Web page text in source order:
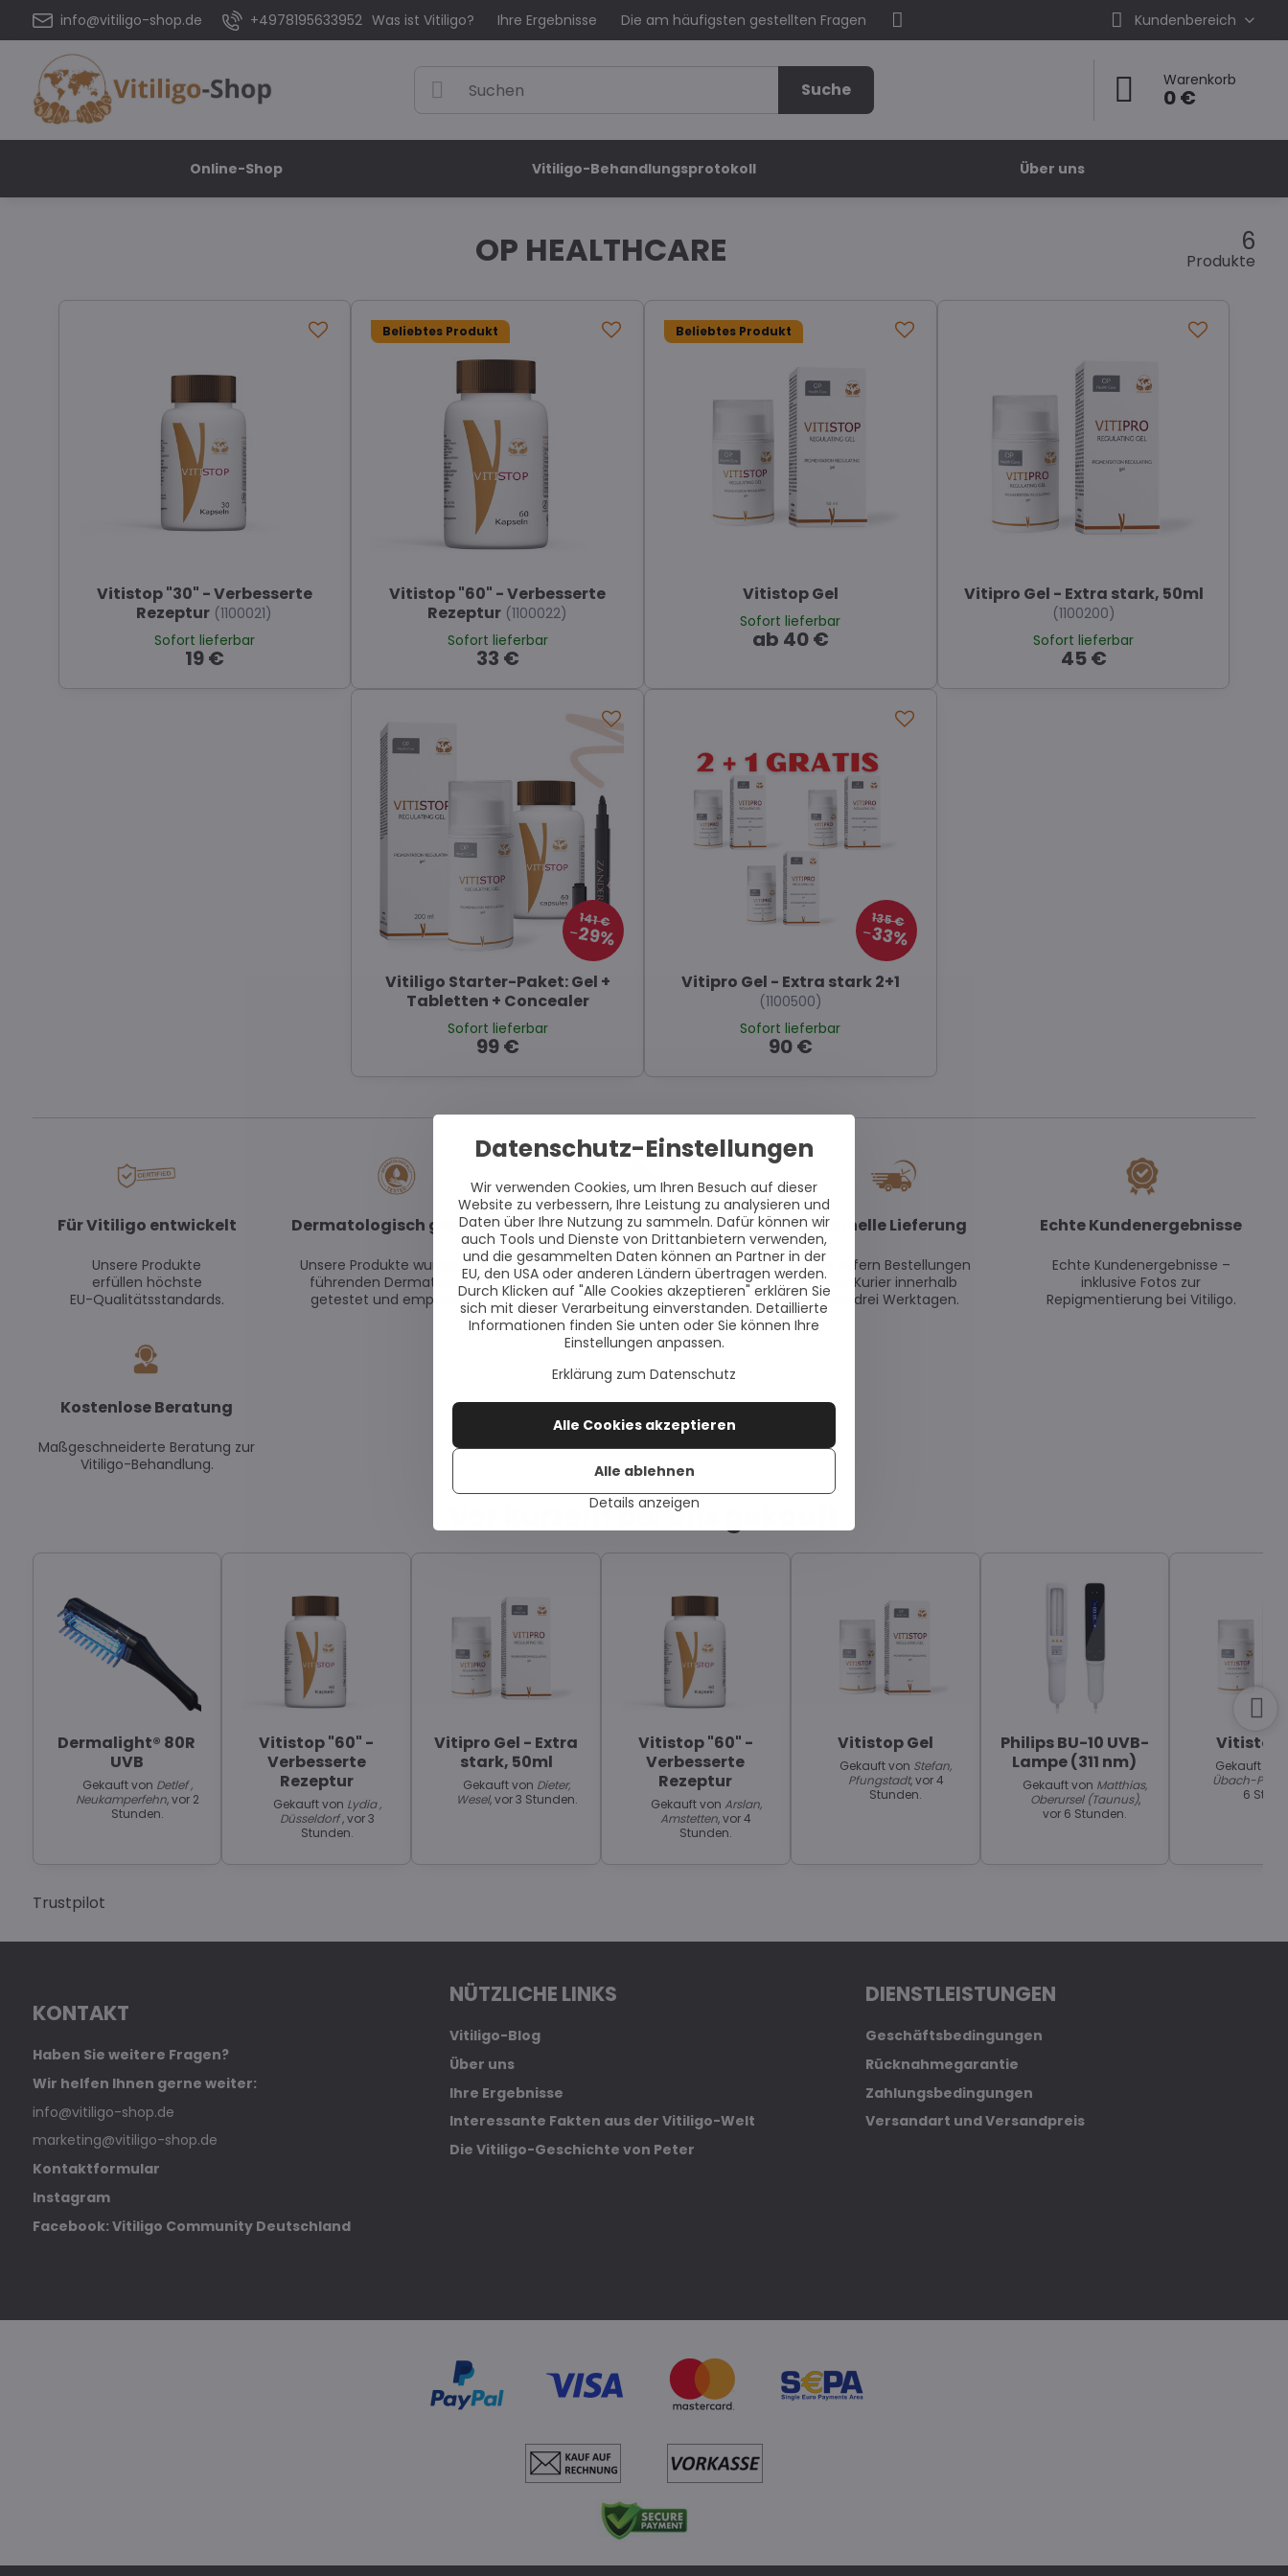
info@vitiligo-shop.de +4978195633952 Was ist Vitiligo? Ihre Ergebnisse Die am häufigsten gestellten Fragen Kundenbereich
Suche Warenkorb
0 €
Online-Shop Vitiligo-Behandlungsprotokoll Über uns
OP HEALTHCARE 6
Produkte
Vitistop "30" - Verbesserte
Rezeptur (1100021)
Sofort lieferbar
19 €
Beliebtes Produkt
Vitistop "60" - Verbesserte
Rezeptur (1100022)
Sofort lieferbar
33 €
Beliebtes Produkt
Vitistop Gel
Sofort lieferbar
ab 40 €
Vitipro Gel - Extra stark, 50ml
(1100200)
Sofort lieferbar
45 €
141 €
29%
Vitiligo Starter-Paket: Gel +
Tabletten + Concealer
Sofort lieferbar
99 €
135 €
33%
Vitipro Gel - Extra stark 2+1
(1100500)
Sofort lieferbar
90 €
Für Vitiligo entwickelt
Unsere Produkte
erfüllen höchste
EU-Qualitätsstandards.
Dermatologisch getestet
Unsere Produkte wurden von
führenden Dermatologen
getestet und empfohlen.
Auf Lager
Alle Artikel sind auf Lager und
sofort versandbereit.
Schnelle Lieferung
Wir liefern Bestellungen
per Kurier innerhalb
von drei Werktagen.
Echte Kundenergebnisse
Echte Kundenergebnisse –
inklusive Fotos zur
Repigmentierung bei Vitiligo.
Kostenlose Beratung
Maßgeschneiderte Beratung zur
Vitiligo-Behandlung.
Vor kurzem bei uns gekauft
Dermalight® 80R
UVB
Gekauft von Detlef ,
Neukamperfehn, vor 2
Stunden.
Vitistop "60" -
Verbesserte
Rezeptur
Gekauft von Lydia ,
Düsseldorf, vor 3
Stunden.
Vitipro Gel - Extra
stark, 50ml
Gekauft von Dieter,
Wesel, vor 3 Stunden.
Vitistop "60" -
Verbesserte
Rezeptur
Gekauft von Arslan,
Amstetten, vor 4
Stunden.
Vitistop Gel
Gekauft von Stefan,
Pfungstadt, vor 4
Stunden.
Philips BU-10 UVB-
Lampe (311 nm)
Gekauft von Matthias,
Oberursel (Taunus),
vor 6 Stunden.
Vitistop
Gekauft
Übach-
6
Trustpilot
KONTAKT
Haben Sie weitere Fragen?
Wir helfen Ihnen gerne weiter:
info@vitiligo-shop.de
marketing@vitiligo-shop.de
Kontaktformular
Instagram
Facebook: Vitiligo Community Deutschland
NÜTZLICHE LINKS
Vitiligo-Blog
Über uns
Ihre Ergebnisse
Interessante Fakten aus der Vitiligo-Welt
Die Vitiligo-Geschichte von Peter
DIENSTLEISTUNGEN
Geschäftsbedingungen
Rücknahmegarantie
Zahlungsbedingungen
Versandart und Versandpreis
Datenschutz-Einstellungen
Wir verwenden Cookies, um Ihren Besuch auf dieser
Website zu verbessern, Ihre Leistung zu analysieren und
Daten über Ihre Nutzung zu sammeln. Dafür können wir
auch Tools und Dienste von Drittanbietern verwenden,
und die gesammelten Daten können an Partner in der
EU, den USA oder anderen Ländern übertragen werden.
Durch Klicken auf "Alle Cookies akzeptieren" erklären Sie
sich mit dieser Verarbeitung einverstanden. Detaillierte
Informationen finden Sie unten oder Sie können Ihre
Einstellungen anpassen.
Erklärung zum Datenschutz
Details anzeigen
Alle Cookies akzeptieren
Alle ablehnen